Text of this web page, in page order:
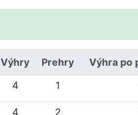
Výhry Prehry Výhra po
4 1
4 2